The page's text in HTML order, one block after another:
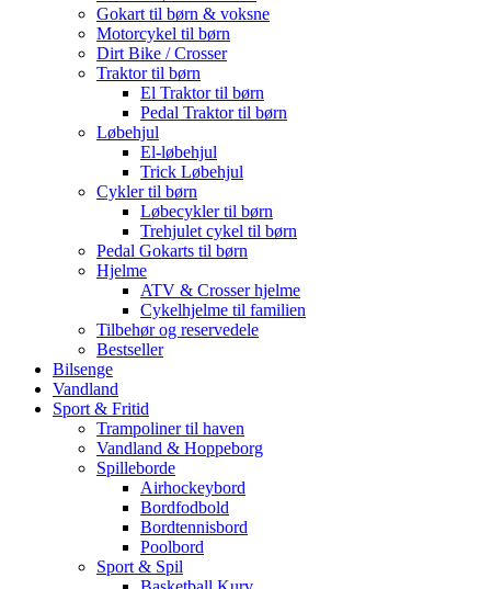
Gokart til børn & voksne
Motorcykel til børn
Dirt Bike / Crosser
Traktor til børn
El Traktor til børn
Pedal Traktor til børn
Løbehjul
El-løbehjul
Trick Løbehjul
Cykler til børn
Løbecykler til børn
Trehjulet cykel til børn
Pedal Gokarts til børn
Hjelme
ATV & Crosser hjelme
Cykelhjelme til familien
Tilbehør og reservedele
Bestseller
Bilsenge
Vandland
Sport & Fritid
Trampoliner til haven
Vandland & Hoppeborg
Spilleborde
Airhockeybord
Bordfodbold
Bordtennisbord
Poolbord
Sport & Spil